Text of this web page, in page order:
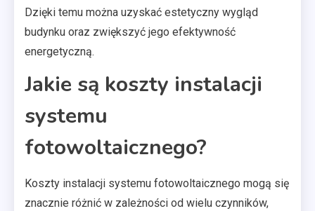
Dzięki temu można uzyskać estetyczny wygląd
budynku oraz zwiększyć jego efektywność
energetyczną.
Jakie są koszty instalacji
systemu
fotowoltaicznego?
Koszty instalacji systemu fotowoltaicznego mogą się
znacznie różnić w zależności od wielu czynników,